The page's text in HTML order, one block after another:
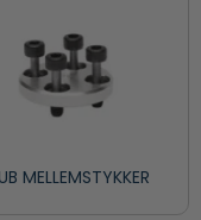
MELLEMSTYKKER